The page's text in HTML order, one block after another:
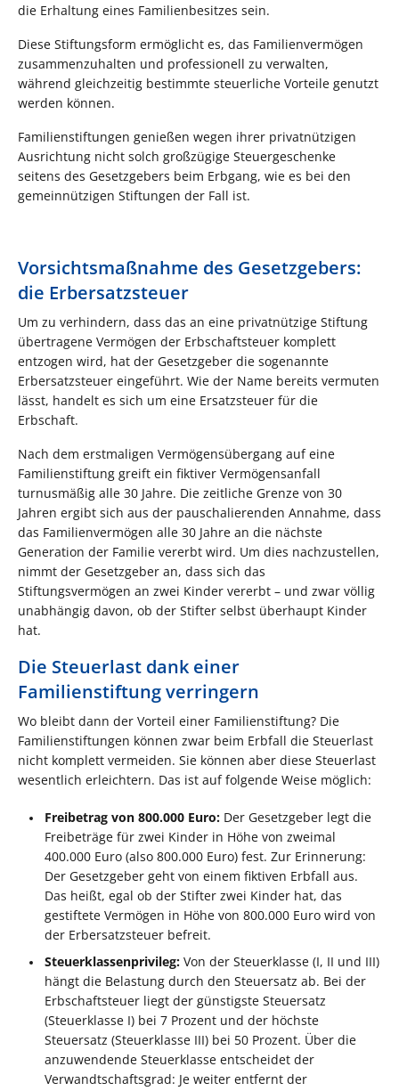
die Erhaltung eines Familienbesitzes sein.
Diese Stiftungsform ermöglicht es, das Familienvermögen
zusammenzuhalten und professionell zu verwalten,
während gleichzeitig bestimmte steuerliche Vorteile genutzt
werden können.
Familienstiftungen genießen wegen ihrer privatnützigen
Ausrichtung nicht solch großzügige Steuergeschenke
seitens des Gesetzgebers beim Erbgang, wie es bei den
gemeinnützigen Stiftungen der Fall ist.
Vorsichtsmaßnahme des Gesetzgebers:
die Erbersatzsteuer
Um zu verhindern, dass das an eine privatnützige Stiftung
übertragene Vermögen der Erbschaftsteuer komplett
entzogen wird, hat der Gesetzgeber die sogenannte
Erbersatzsteuer eingeführt. Wie der Name bereits vermuten
lässt, handelt es sich um eine Ersatzsteuer für die
Erbschaft.
Nach dem erstmaligen Vermögensübergang auf eine
Familienstiftung greift ein fiktiver Vermögensanfall
turnusmäßig alle 30 Jahre. Die zeitliche Grenze von 30
Jahren ergibt sich aus der pauschalierenden Annahme, dass
das Familienvermögen alle 30 Jahre an die nächste
Generation der Familie vererbt wird. Um dies nachzustellen,
nimmt der Gesetzgeber an, dass sich das
Stiftungsvermögen an zwei Kinder vererbt – und zwar völlig
unabhängig davon, ob der Stifter selbst überhaupt Kinder
hat.
Die Steuerlast dank einer
Familienstiftung verringern
Wo bleibt dann der Vorteil einer Familienstiftung? Die
Familienstiftungen können zwar beim Erbfall die Steuerlast
nicht komplett vermeiden. Sie können aber diese Steuerlast
wesentlich erleichtern. Das ist auf folgende Weise möglich:
Freibetrag von 800.000 Euro: Der Gesetzgeber legt die
Freibeträge für zwei Kinder in Höhe von zweimal
400.000 Euro (also 800.000 Euro) fest. Zur Erinnerung:
Der Gesetzgeber geht von einem fiktiven Erbfall aus.
Das heißt, egal ob der Stifter zwei Kinder hat, das
gestiftete Vermögen in Höhe von 800.000 Euro wird von
der Erbersatzsteuer befreit.
Steuerklassenprivileg: Von der Steuerklasse (I, II und III)
hängt die Belastung durch den Steuersatz ab. Bei der
Erbschaftsteuer liegt der günstigste Steuersatz
(Steuerklasse I) bei 7 Prozent und der höchste
Steuersatz (Steuerklasse III) bei 50 Prozent. Über die
anzuwendende Steuerklasse entscheidet der
Verwandtschaftsgrad: Je weiter entfernt der